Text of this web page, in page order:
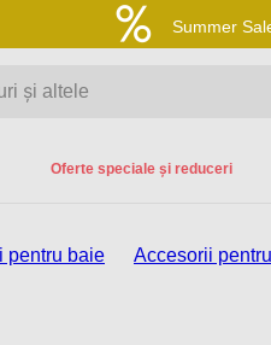
Summer
Oferte speciale și reduceri
pentru baie Accesorii